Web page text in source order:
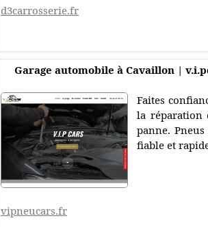
d3carrosserie.fr
Garage automobile à Cavaillon |
Faites
la réparation
panne.
fiable et
vipneucars.fr